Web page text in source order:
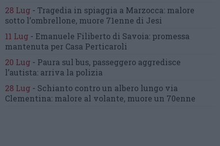
28 Lug - Tragedia in spiaggia a Marzocca: malore
sotto l’ombrellone, muore 71enne di Jesi
11 Lug - Emanuele Filiberto di Savoia: promessa
mantenuta per Casa Perticaroli
20 Lug - Paura sul bus, passeggero aggredisce
l’autista: arriva la polizia
28 Lug - Schianto contro un albero lungo via
Clementina: malore al volante, muore un 70enne